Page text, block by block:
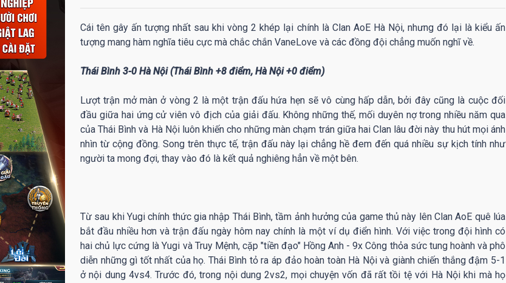
Cái tên gây ấn tượng nhất sau khi vòng 2 khép lại chính là Clan AoE Hà Nội, nhưng đó lại là kiểu ấn
tượng mang hàm nghĩa tiêu cực mà chắc chắn VaneLove và các đồng đội chẳng muốn nghĩ về.
Thái Bình 3-0 Hà Nội (Thái Bình +8 điểm, Hà Nội +0 điểm)
Lượt trận mở màn ở vòng 2 là một trận đấu hứa hẹn sẽ vô cùng hấp dẫn, bởi đây cũng là cuộc đối
đầu giữa hai ứng cử viên vô địch của giải đấu. Không những thế, mối duyên nợ trong nhiều năm qua
của Thái Bình và Hà Nội luôn khiến cho những màn chạm trán giữa hai Clan lâu đời này thu hút mọi ánh
nhìn từ cộng đồng. Song trên thực tế, trận đấu này lại chẳng hề đem đến quá nhiều sự kịch tính như
người ta mong đợi, thay vào đó là kết quả nghiêng hẳn về một bên.
Từ sau khi Yugi chính thức gia nhập Thái Bình, tầm ảnh hưởng của game thủ này lên Clan AoE quê lúa
bắt đầu nhiều hơn và trận đấu ngày hôm nay chính là một ví dụ điển hình. Với việc trong đội hình có
hai chủ lực cứng là Yugi và Truy Mệnh, cặp "tiền đạo" Hồng Anh - 9x Công thỏa sức tung hoành và phô
diễn những gì tốt nhất của họ. Thái Bình tỏ ra áp đảo hoàn toàn Hà Nội và giành chiến thắng đậm 5-1
ở nội dung 4vs4. Trước đó, trong nội dung 2vs2, mọi chuyện vốn đã rất tồi tệ với Hà Nội khi mà họ